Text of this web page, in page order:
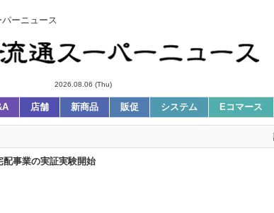
ーニュース
2026.08.06 (Thu)
店舗 新商品 販促 システム Eコマース
配事業の実証実験開始